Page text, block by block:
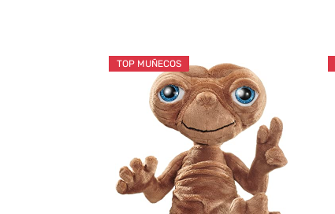
TOP MUÑECOS